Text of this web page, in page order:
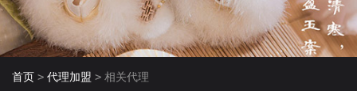
首页 > 代理加盟 > 相关代理